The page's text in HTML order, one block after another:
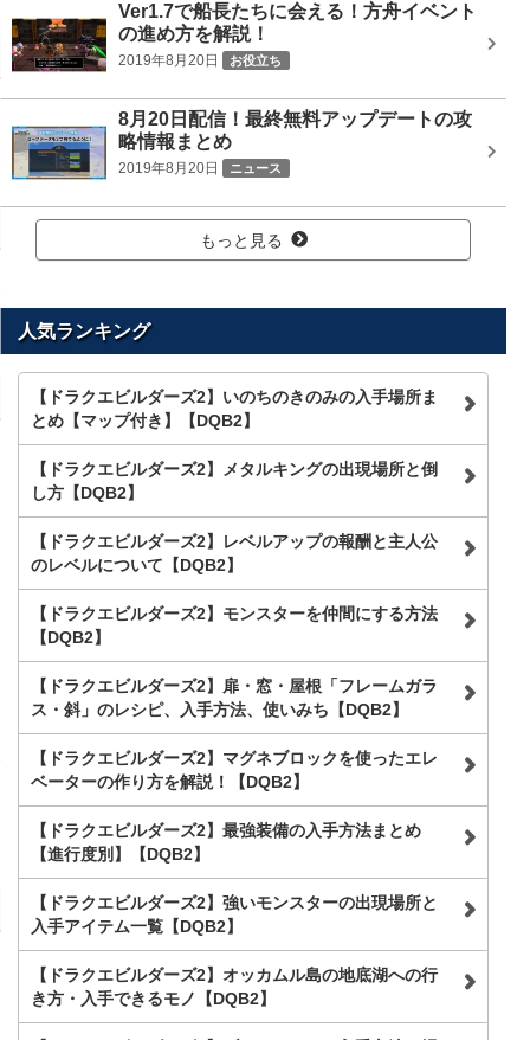
Ver1.7で船長たちに会える！方舟イベント
の進め方を解説！
2019年8月20日 お役立ち
8月20日配信！最終無料アップデートの攻
略情報まとめ
2019年8月20日 ニュース
もっと見る
人気ランキング
【ドラクエビルダーズ2】いのちのきのみの入手場所ま
とめ【マップ付き】【DQB2】
【ドラクエビルダーズ2】メタルキングの出現場所と倒
し方【DQB2】
【ドラクエビルダーズ2】レベルアップの報酬と主人公
のレベルについて【DQB2】
【ドラクエビルダーズ2】モンスターを仲間にする方法
【DQB2】
【ドラクエビルダーズ2】扉・窓・屋根「フレームガラ
ス・斜」のレシピ、入手方法、使いみち【DQB2】
【ドラクエビルダーズ2】マグネブロックを使ったエレ
ベーターの作り方を解説！【DQB2】
【ドラクエビルダーズ2】最強装備の入手方法まとめ
【進行度別】【DQB2】
【ドラクエビルダーズ2】強いモンスターの出現場所と
入手アイテム一覧【DQB2】
【ドラクエビルダーズ2】オッカムル島の地底湖への行
き方・入手できるモノ【DQB2】